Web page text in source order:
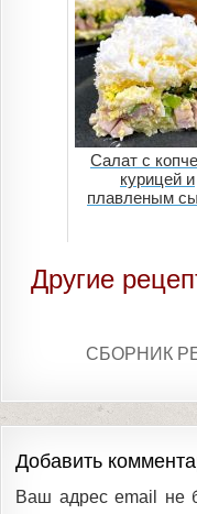
Салат с
курицей и
плавленым
Другие
СБОРНИК
Добавить
Ваш адрес email не